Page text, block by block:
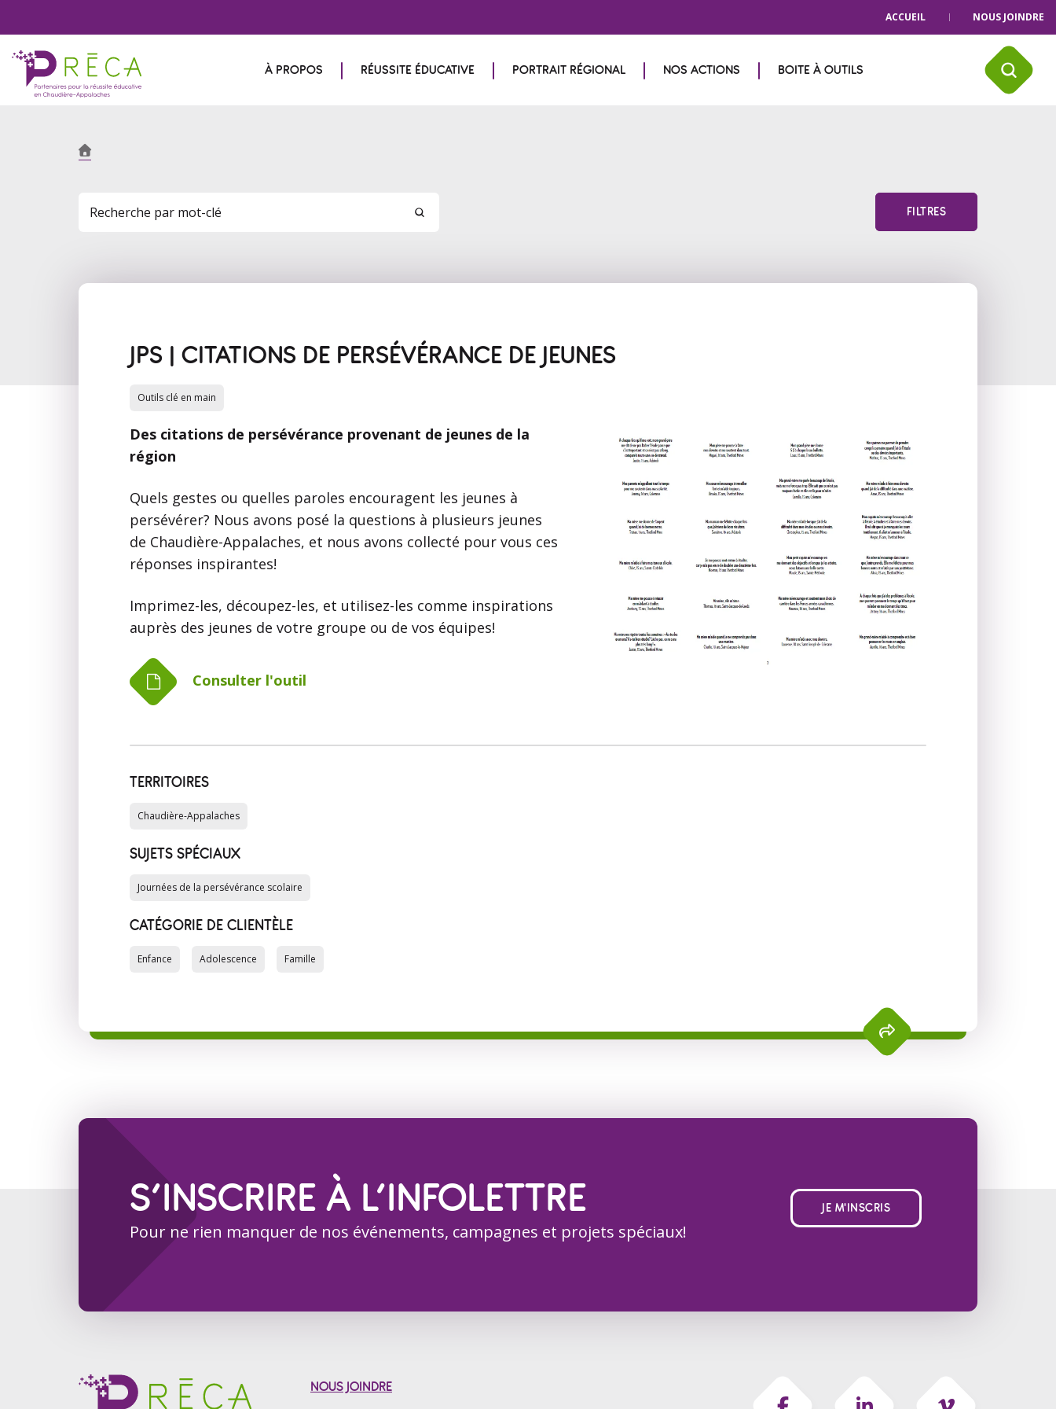
ACCUEIL NOUS JOINDRE
À PROPOS RÉUSSITE ÉDUCATIVE PORTRAIT RÉGIONAL NOS ACTIONS BOITE À OUTILS
FILTRES
JPS | CITATIONS DE PERSÉVÉRANCE DE JEUNES
Outils clé en main
Des citations de persévérance provenant de jeunes de la
région
Quels gestes ou quelles paroles encouragent les jeunes à
persévérer? Nous avons posé la questions à plusieurs jeunes
de Chaudière-Appalaches, et nous avons collecté pour vous ces
réponses inspirantes!
Imprimez-les, découpez-les, et utilisez-les comme inspirations
auprès des jeunes de votre groupe ou de vos équipes!
Consulter l'outil
TERRITOIRES
Chaudière-Appalaches
SUJETS SPÉCIAUX
Journées de la persévérance scolaire
CATÉGORIE DE CLIENTÈLE
Enfance Adolescence Famille
S’INSCRIRE À L’INFOLETTRE
Pour ne rien manquer de nos événements, campagnes et projets spéciaux!
JE M'INSCRIS
NOUS JOINDRE